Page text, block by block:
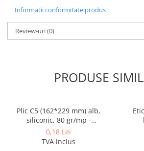
Echere
Compas scolar
Markere evidentiatoare text
Markere speciale pentru desen
Pixuri si rezerve
Produse Craft
Informatii conformitate produs
Review-uri(0)
PRODUSE
Plic C5 (162*229 mm) alb,
siliconic, 80 gr/mp -
deschidere pe latura mica
0,18 Lei
TVA inclus